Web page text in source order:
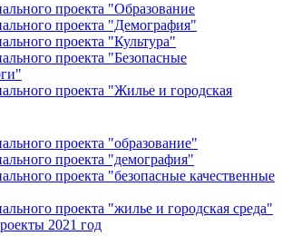
проекта "Образование
проекта "Демография"
проекта "Культура"
проекта "Безопасные
проекта "Жилье и городская
проекта "образование"
проекта "демография"
проекта "безопасные качественные
проекта "жилье и городская среда"
2021 год